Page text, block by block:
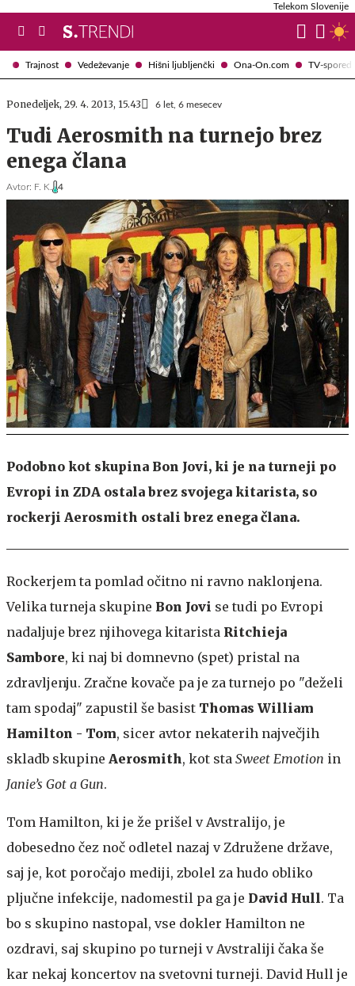
Trajnost Vedeževanje Hišni ljubljenčki Ona-On.com TV-spored
Telekom Slovenije
Ponedeljek, 29. 4. 2013, 15.43 6 let, 6 mesecev
Tudi Aerosmith na turnejo brez
enega člana
Avtor: F. K. 4
Podobno kot skupina Bon Jovi, ki je na turneji po
Evropi in ZDA ostala brez svojega kitarista, so
rockerji Aerosmith ostali brez enega člana.
Rockerjem ta pomlad očitno ni ravno naklonjena.
Velika turneja skupine Bon Jovi se tudi po Evropi
nadaljuje brez njihovega kitarista Ritchieja
Sambore, ki naj bi domnevno (spet) pristal na
zdravljenju. Zračne kovače pa je za turnejo po "deželi
tam spodaj" zapustil še basist Thomas William
Hamilton - Tom, sicer avtor nekaterih največjih
skladb skupine Aerosmith, kot sta Sweet Emotion in
Janie’s Got a Gun.
Tom Hamilton, ki je že prišel v Avstralijo, je
dobesedno čez noč odletel nazaj v Združene države,
saj je, kot poročajo mediji, zbolel za hudo obliko
pljučne infekcije, nadomestil pa ga je David Hull. Ta
bo s skupino nastopal, vse dokler Hamilton ne
ozdravi, saj skupino po turneji v Avstraliji čaka še
kar nekaj koncertov na svetovni turneji. David Hull je